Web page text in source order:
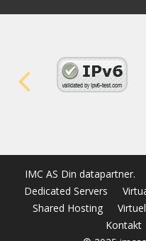
IMC AS Din datapartner.
Dedicated Servers
Shared Hosting
Kontakt